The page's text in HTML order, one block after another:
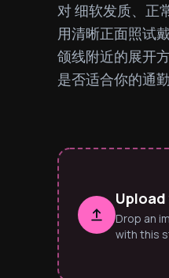
对 细软发质、正
用清晰正面照试
颌线附近的展开
是否适合你的通
Drop an
with this